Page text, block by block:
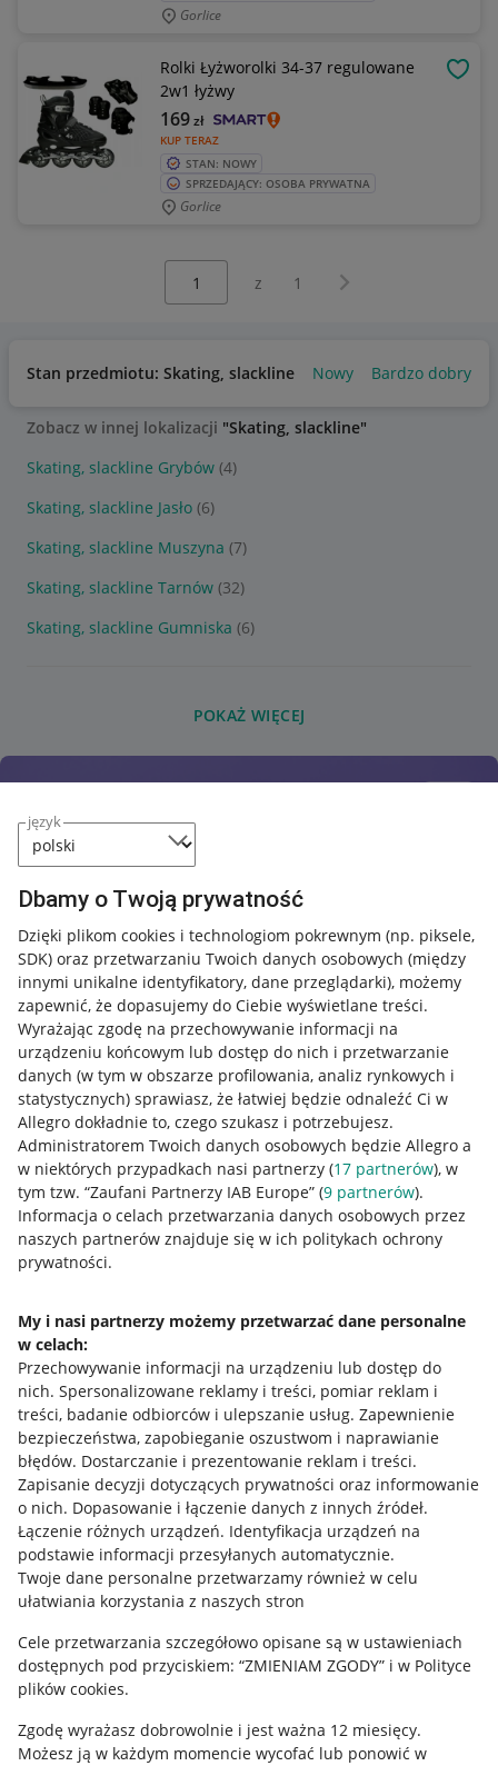
język
Dbamy o Twoją prywatność
Dzięki plikom cookies i technologiom pokrewnym (np. piksele,
SDK) oraz przetwarzaniu Twoich danych osobowych (między
innymi unikalne identyfikatory, dane przeglądarki), możemy
zapewnić, że dopasujemy do Ciebie wyświetlane treści.
Wyrażając zgodę na przechowywanie informacji na
urządzeniu końcowym lub dostęp do nich i przetwarzanie
danych (w tym w obszarze profilowania, analiz rynkowych i
statystycznych) sprawiasz, że łatwiej będzie odnaleźć Ci w
Allegro dokładnie to, czego szukasz i potrzebujesz.
Administratorem Twoich danych osobowych będzie Allegro a
w niektórych przypadkach nasi partnerzy (17 partnerów), w
tym tzw. “Zaufani Partnerzy IAB Europe” (9 partnerów).
Informacja o celach przetwarzania danych osobowych przez
naszych partnerów znajduje się w ich politykach ochrony
prywatności.
My i nasi partnerzy możemy przetwarzać dane personalne
w celach:
Przechowywanie informacji na urządzeniu lub dostęp do
nich. Spersonalizowane reklamy i treści, pomiar reklam i
treści, badanie odbiorców i ulepszanie usług. Zapewnienie
bezpieczeństwa, zapobieganie oszustwom i naprawianie
błędów. Dostarczanie i prezentowanie reklam i treści.
Zapisanie decyzji dotyczących prywatności oraz informowanie
o nich. Dopasowanie i łączenie danych z innych źródeł.
Łączenie różnych urządzeń. Identyfikacja urządzeń na
podstawie informacji przesyłanych automatycznie.
Twoje dane personalne przetwarzamy również w celu
ułatwiania korzystania z naszych stron
Cele przetwarzania szczegółowo opisane są w ustawieniach
dostępnych pod przyciskiem: “ZMIENIAM ZGODY” i w Polityce
plików cookies.
Zgodę wyrażasz dobrowolnie i jest ważna 12 miesięcy.
Możesz ją w każdym momencie wycofać lub ponowić w
Gorlice
Rolki Łyżworolki 34-37 regulowane
2w1 łyżwy
KUP TERAZ
169zł
STAN: NOWY
SPRZEDAJĄCY: OSOBA PRYWATNA
Gorlice
z 1 Następna strona
Stan przedmiotu: Skating, slackline Nowy Bardzo dobry
Zobacz w innej lokalizacji "Skating, slackline"
Skating, slackline Grybów (4)
Skating, slackline Jasło (6)
Skating, slackline Muszyna (7)
Skating, slackline Tarnów (32)
Skating, slackline Gumniska (6)
POKAŻ WIĘCEJ
Przydatne informacje
Jak to działa
Allegro Gadane dla sprzedających
Allegro Gadane dla kupujących
Mapa miejscowości
Informacje prawne
Regulamin
Polityka plików "cookies"
Ustawienia plików "cookies"
Udostępnianie lokalizacji
Informacje dla Aktu o Usługach Cyfrowych
Pobierz aplikację